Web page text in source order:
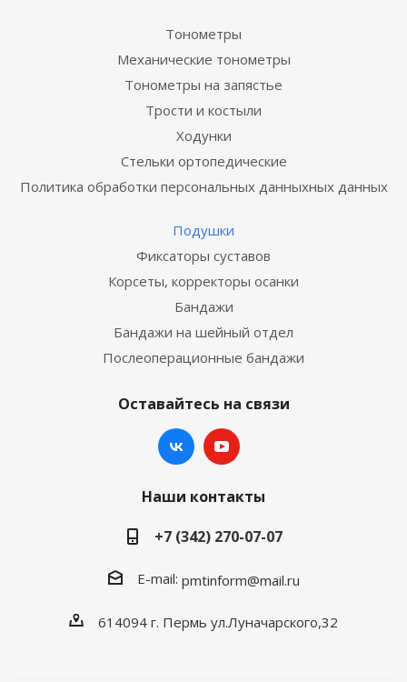
Тонометры
Механические тонометры
Тонометры на запястье
Трости и костыли
Ходунки
Стельки ортопедические
Политика обработки персональных данныхных данных
Подушки
Фиксаторы суставов
Корсеты, корректоры осанки
Бандажи
Бандажи на шейный отдел
Послеоперационные бандажи
Оставайтесь на связи
Наши контакты
+7 (342) 270-07-07
E-mail: pmtinform@mail.ru
614094 г. Пермь ул.Луначарского,32